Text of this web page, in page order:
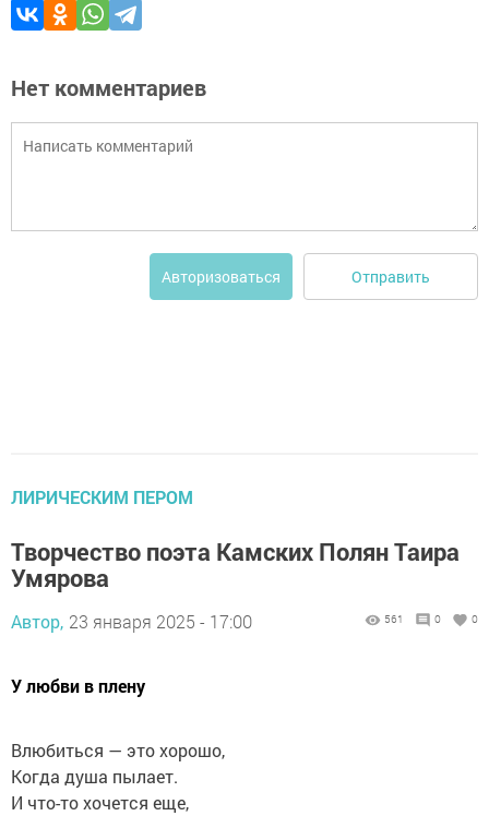
Нет комментариев
Авторизоваться Отправить
ЛИРИЧЕСКИМ ПЕРОМ
Творчество поэта Камских Полян Таира
Умярова
Автор, 23 января 2025 - 17:00 561 0 0
У любви в плену
Влюбиться — это хорошо,
Когда душа пылает.
И что-то хочется еще,